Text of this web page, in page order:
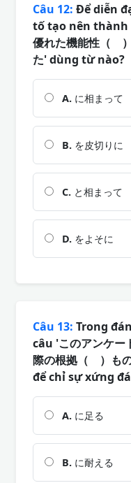
Câu 12: Để diễn
tố tạo nên thành
優れた機能性（
た' dùng từ nào?
A. に相まって
B. を皮切りに
C. と相まって
D. をよそに
Câu 13: Trong
câu 'このアンケー
際の根拠（ ）も
để chỉ sự xứng
A. に足る
B. に耐える